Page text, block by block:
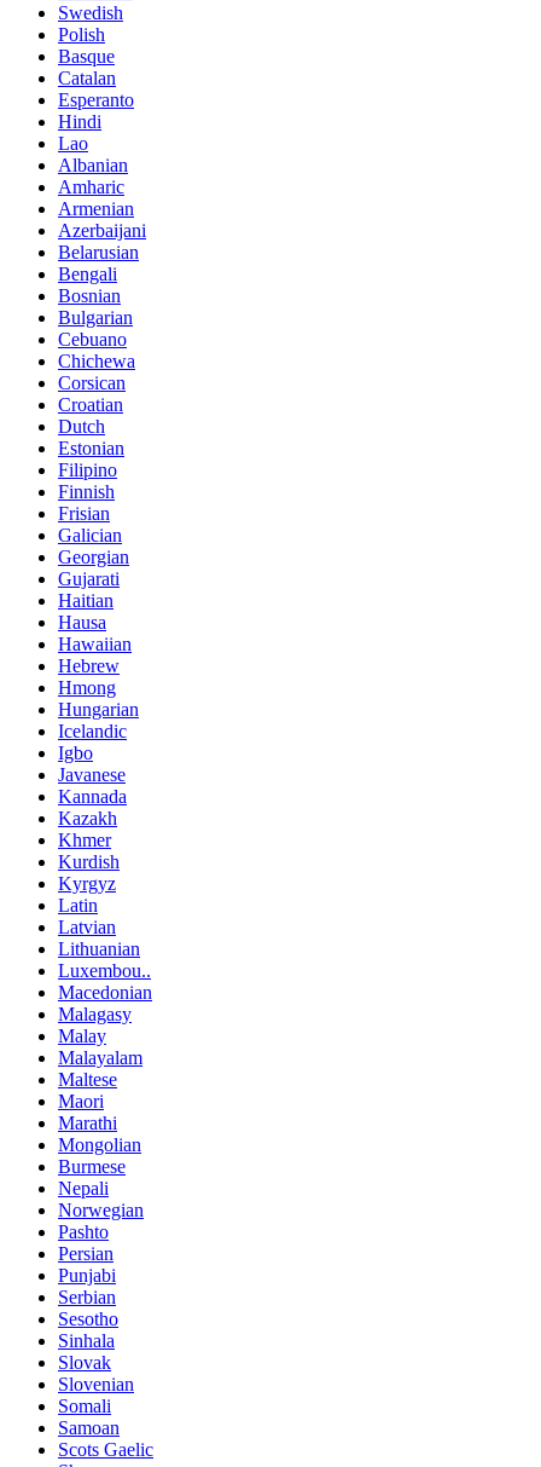
Swedish
Polish
Basque
Catalan
Esperanto
Hindi
Lao
Albanian
Amharic
Armenian
Azerbaijani
Belarusian
Bengali
Bosnian
Bulgarian
Cebuano
Chichewa
Corsican
Croatian
Dutch
Estonian
Filipino
Finnish
Frisian
Galician
Georgian
Gujarati
Haitian
Hausa
Hawaiian
Hebrew
Hmong
Hungarian
Icelandic
Igbo
Javanese
Kannada
Kazakh
Khmer
Kurdish
Kyrgyz
Latin
Latvian
Lithuanian
Luxembou..
Macedonian
Malagasy
Malay
Malayalam
Maltese
Maori
Marathi
Mongolian
Burmese
Nepali
Norwegian
Pashto
Persian
Punjabi
Serbian
Sesotho
Sinhala
Slovak
Slovenian
Somali
Samoan
Scots Gaelic